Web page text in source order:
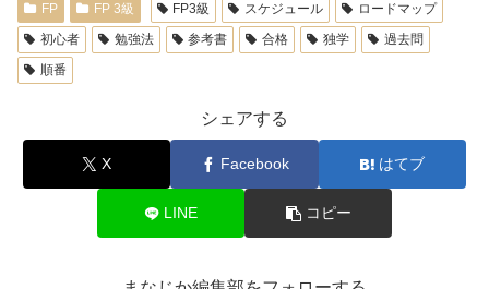
FP FP 3級 FP3級 スケジュール
ロードマップ
初心者
勉強法 参考書 合格 独学
過去問
順番
シェアする
X Facebook はてブ
LINE コピー